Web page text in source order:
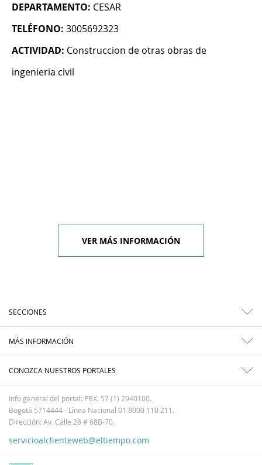
DEPARTAMENTO: CESAR
TELÉFONO: 3005692323
ACTIVIDAD: Construccion de otras obras de
ingenieria civil
VER MÁS INFORMACIÓN
SECCIONES
MÁS INFORMACIÓN
CONOZCA NUESTROS PORTALES
Info general del portal: PBX: 57 (1) 2940100.
Bogotá 5714444 - Línea Nacional 01 8000 110 211.
Dirección: Av. Calle 26 # 68B-70.
servicioalclienteweb@eltiempo.com